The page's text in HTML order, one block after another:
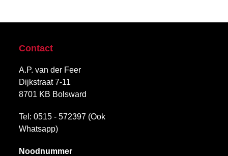
Contact
A.P. van der Feer
Dijkstraat 7-11
8701 KB Bolsward
Tel: 0515 - 572397 (Ook
Whatsapp)
Noodnummer